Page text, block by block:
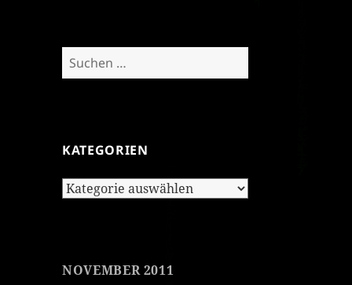
Suchen
nach:
KATEGORIEN
Kategorien
NOVEMBER 2011